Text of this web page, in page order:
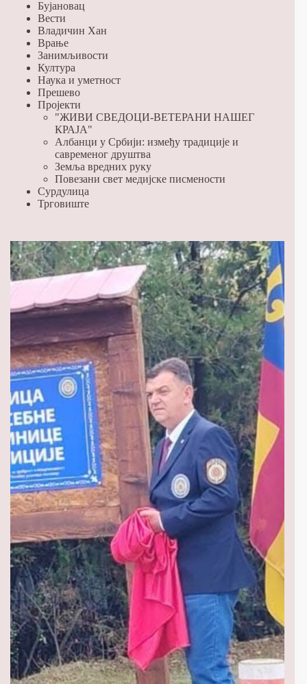
Бујановац
Вести
Владичин Хан
Врање
Занимљивости
Култура
Наука и уметност
Прешево
Пројекти
"ЖИВИ СВЕДОЦИ-ВЕТЕРАНИ НАШЕГ
КРАЈА"
Албанци у Србији: између традиције и
савременог друштва
Земља вредних руку
Повезани свет медијске писмености
Сурдулица
Трговиште